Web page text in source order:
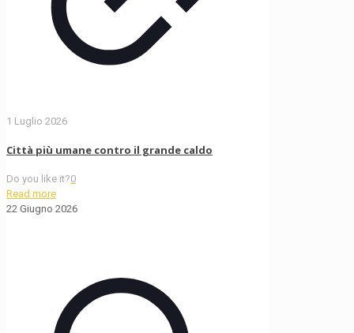
1 Luglio 2026
Città più umane contro il grande caldo
Do you like it?0
Read more
22 Giugno 2026